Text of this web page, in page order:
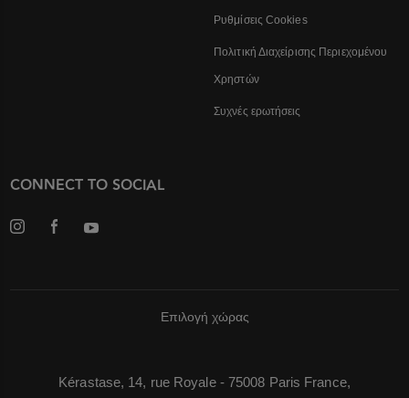
Ρυθμίσεις Cookies
Πολιτική Διαχείρισης Περιεχομένου
Χρηστών
Συχνές ερωτήσεις
CONNECT TO SOCIAL
Επιλογή χώρας
Kérastase, 14, rue Royale - 75008 Paris France,